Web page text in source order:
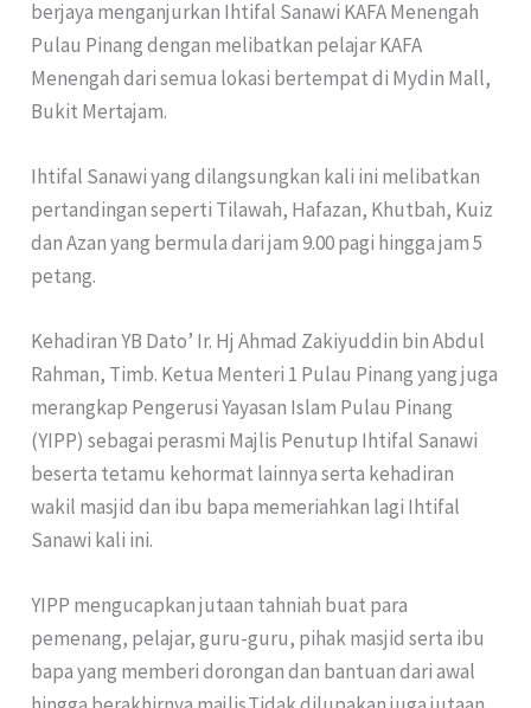
berjaya menganjurkan Ihtifal Sanawi KAFA Menengah
Pulau Pinang dengan melibatkan pelajar KAFA
Menengah dari semua lokasi bertempat di Mydin Mall,
Bukit Mertajam.
Ihtifal Sanawi yang dilangsungkan kali ini melibatkan
pertandingan seperti Tilawah, Hafazan, Khutbah, Kuiz
dan Azan yang bermula dari jam 9.00 pagi hingga jam 5
petang.
Kehadiran YB Dato’ Ir. Hj Ahmad Zakiyuddin bin Abdul
Rahman, Timb. Ketua Menteri 1 Pulau Pinang yang juga
merangkap Pengerusi Yayasan Islam Pulau Pinang
(YIPP) sebagai perasmi Majlis Penutup Ihtifal Sanawi
beserta tetamu kehormat lainnya serta kehadiran
wakil masjid dan ibu bapa memeriahkan lagi Ihtifal
Sanawi kali ini.
YIPP mengucapkan jutaan tahniah buat para
pemenang, pelajar, guru-guru, pihak masjid serta ibu
bapa yang memberi dorongan dan bantuan dari awal